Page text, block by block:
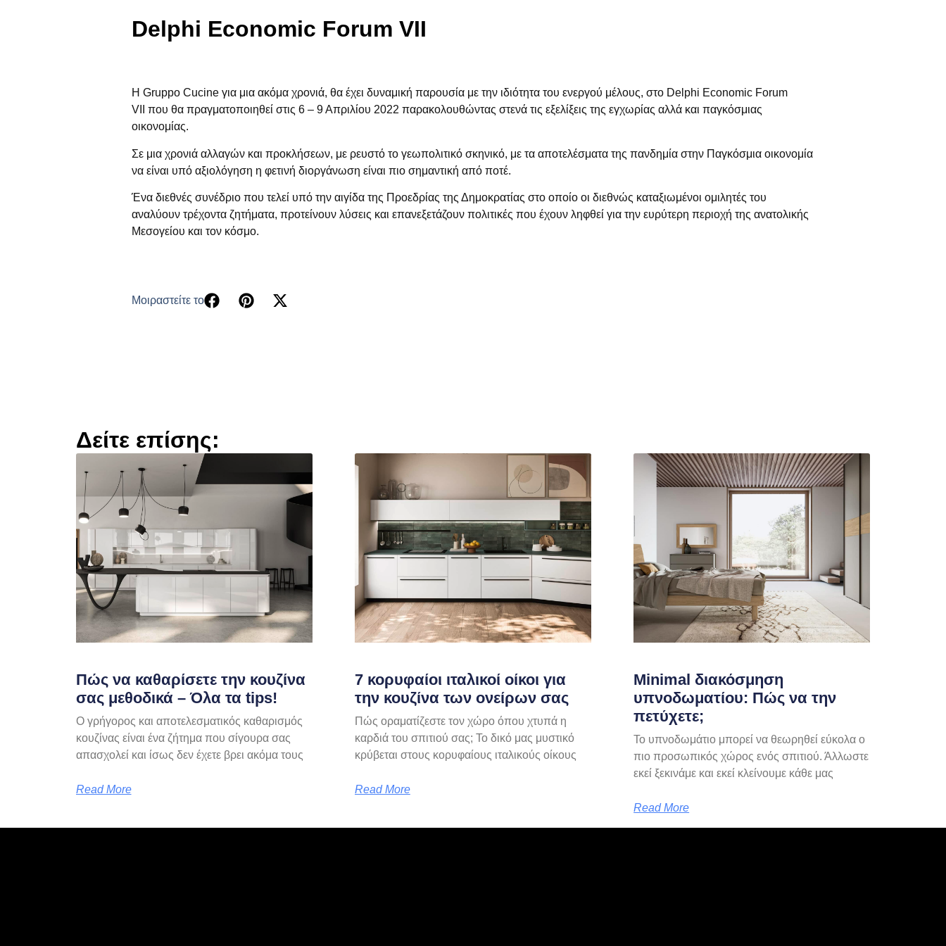
Delphi Economic Forum VII
Η Gruppo Cucine για μια ακόμα χρονιά, θα έχει δυναμική παρουσία με την ιδιότητα του ενεργού μέλους, στο Delphi Economic Forum
VΙΙ
που θα πραγματοποιηθεί στις 6 – 9 Απριλίου 2022 παρακολουθώντας στενά τις εξελίξεις της εγχωρίας αλλά και παγκόσμιας
οικονομίας.
Σε μια χρονιά αλλαγών και προκλήσεων, με ρευστό το γεωπολιτικό σκηνικό, με τα αποτελέσματα της πανδημία στην Παγκόσμια οικονομία
να είναι υπό αξιολόγηση η φετινή διοργάνωση είναι πιο σημαντική από ποτέ.
Ένα διεθνές συνέδριο που τελεί υπό την αιγίδα της Προεδρίας της Δημοκρατίας στο οποίο οι διεθνώς καταξιωμένοι ομιλητές του
αναλύουν τρέχοντα ζητήματα, προτείνουν λύσεις και επανεξετάζουν πολιτικές που έχουν ληφθεί για την ευρύτερη περιοχή της ανατολικής
Μεσογείου και τον κόσμο.
Μοιραστείτε το
Δείτε επίσης:
Πώς να καθαρίσετε την κουζίνα
σας μεθοδικά – Όλα τα tips!
Ο γρήγορος και αποτελεσματικός καθαρισμός
κουζίνας είναι ένα ζήτημα που σίγουρα σας
απασχολεί και ίσως δεν έχετε βρει ακόμα τους
Read More
7 κορυφαίοι ιταλικοί οίκοι για
την κουζίνα των ονείρων σας
Πώς οραματίζεστε τον χώρο όπου χτυπά η
καρδιά του σπιτιού σας; Το δικό μας μυστικό
κρύβεται στους κορυφαίους ιταλικούς οίκους
Read More
Minimal διακόσμηση
υπνοδωματίου: Πώς να την
πετύχετε;
Το υπνοδωμάτιο μπορεί να θεωρηθεί εύκολα ο
πιο προσωπικός χώρος ενός σπιτιού. Άλλωστε
εκεί ξεκινάμε και εκεί κλείνουμε κάθε μας
Read More